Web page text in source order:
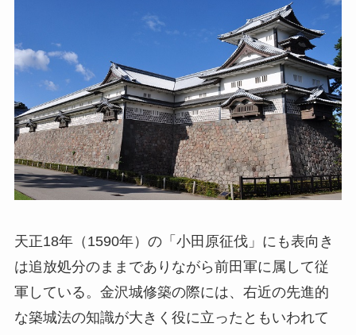
天正18年（1590年）の「小田原征伐」にも表向き
は追放処分のままでありながら前田軍に属して従
軍している。金沢城修築の際には、右近の先進的
な築城法の知識が大きく役に立ったともいわれて